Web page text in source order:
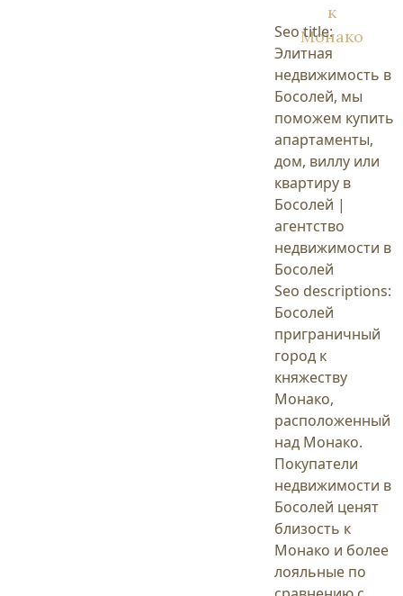
к
Монако
Seo title:
Элитная
недвижимость в
Босолей, мы
поможем купить
апартаменты,
дом, виллу или
квартиру в
Босолей |
агентство
недвижимости в
Босолей
Seo descriptions:
Босолей
приграничный
город к
княжеству
Монако,
расположенный
над Монако.
Покупатели
недвижимости в
Босолей ценят
близость к
Монако и более
лояльные по